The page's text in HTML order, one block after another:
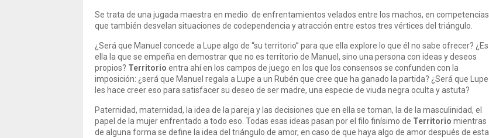
Se trata de una jugada maestra en medio de enfrentamientos velados entre los machos, en competencias
que también desvelan situaciones de codependencia y atracción entre estos tres vértices del triángulo.
¿Será que Manuel concede a Lupe algo de “su territorio” para que ella explore lo que él no sabe ofrecer? ¿Es
ella la que se empeña en demostrar que no es territorio de Manuel, sino una persona con ideas y deseos
propios? Territorio entra ahí en los campos de juego en los que los consensos se confunden con la
imposición: ¿será que Manuel regala a Lupe a un Rubén que cree que ha ganado la partida? ¿Será que Lupe
les hace creer eso para satisfacer su deseo de ser madre, una especie de viuda negra oculta y astuta?
Paternidad, maternidad, la idea de la pareja y las decisiones que en ella se toman, la de la masculinidad, el
papel de la mujer enfrentado a todo eso. Todas esas ideas pasan por el filo finísimo de Territorio mientras
de alguna forma se define la idea del triángulo de amor, en caso de que haya algo de amor después de esta